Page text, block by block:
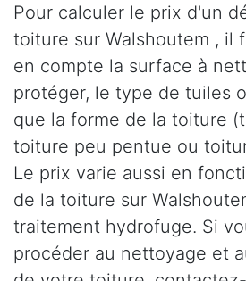
Pour calculer le prix d'un
toiture sur Walshoutem , il
en compte la surface à
protéger, le type de tuiles
que la forme de la toiture
toiture peu pentue ou
Le prix varie aussi en
de la toiture sur
traitement hydrofuge. Si
procéder au nettoyage et